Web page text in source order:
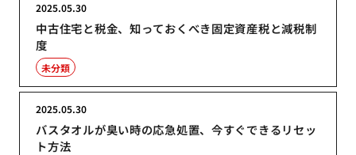
中古住宅と税金、知っておくべき固定資産税と減税制
度
2025.05.30
未分類
バスタオルが臭い時の応急処置、今すぐできるリセッ
ト方法
2025.05.30